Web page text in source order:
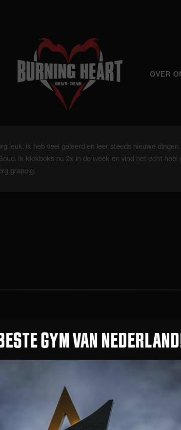
OVER
leuk, ik heb veel geleerd en leer steeds nieuwe
Ik kickboks nu 2x in de week en vind het echt heel
grappig.
2600 M²
TRAININGSRUIMTE
GYM VAN